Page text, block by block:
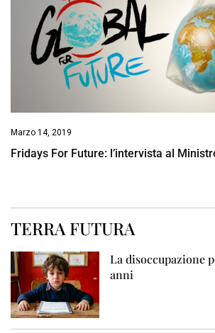
Marzo 14, 2019
Fridays For Future: l’intervista al
TERRA FUTURA
La disoccupazione
anni